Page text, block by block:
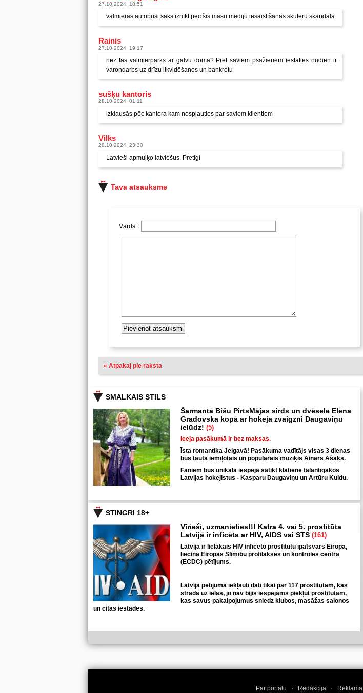
27.10.2024. 18:51
valmieras autobusi sāks iznīkt pēc šīs masu mediju iesaistīšanās skūteru skandālā
Rainis
27.10.2024. 19:17
nez tas valmierparks ar galvu domā? Pret saviem psažieriem iestāties nudien ir
varoņdarbs uz drīzu likvidēšanos un bankrotu
sušķu kantoris
28.10.2024. 01:11
izklausās pēc kantora kam nospļauties par saviem klientiem
Vilks
28.10.2024. 23:30
Latvieši apmuļķo latviešus. Pretīgi
Tava atsauksme
Vārds:
« Atpakaļ pie raksta
SMALKAIS STILS
Šarmantā Bišu PirtsMājas sirds un dvēsele Elena
Gradovska kopā ar hokeja zvaigzni Daugaviņu
ielūdz! (5)
Ieeja pasākumā ir bez maksas.
Īsta romantika Jelgavā! Pasākuma vadītājs visas 3 dienas
būs tautā iemīļotais un populārais mūziķis Ainārs Ašaks.
Faniem būs unikāla iespēja satikt klātienē talantīgākos
Latvijas hokejistus - Kasparu Daugaviņu un Artūru Kuldu.
STINGRI 18+
Vīrieši, uzmanieties!!! Katra 4. vai 5. prostitūta
Latvijā ir inficēta ar HIV, AIDS vai STS (161)
Latvijā ir lielākais HIV inficēto prostitūtu īpatsvars Eiropā,
liecina Eiropas Slimību profilakses un kontroles centra
(ECDC) pētījums.
Latvijā pētījumā iekļauti dati tikai par 117 prostitūtām, kas
strādā uz ielas, jo nav bijis iespējams piekļūt prostitūtām,
kas savus pakalpojumus sniedz klubos, masāžas salonos
un citās iestādēs.
Par portālu · Redakcija · Reklāma